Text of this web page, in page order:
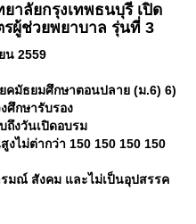
าลัยกรุงเทพธนบุรี เปิด
ผู้ช่วยพยาบาล รุ่นที่ 3
น 2559
มัธยมศึกษาตอนปลาย (ม.6) 6)
ศึกษารับรอง
ถึงวันเปิดอบรม
ไม่ต่ากว่า 150 150 150 150
มณ์ สังคม และไม่เป็นอุปสรรค